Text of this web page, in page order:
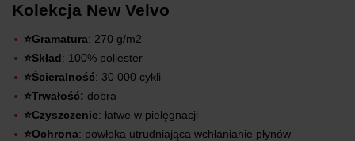
Kolekcja New Velvo
⭐Gramatura: 270 g/m2
⭐Skład: 100% poliester
⭐Ścieralność: 30 000 cykli
⭐Trwałość: dobra
⭐Czyszczenie: łatwe w pielęgnacji
⭐Ochrona: powłoka utrudniająca wchłanianie płynów